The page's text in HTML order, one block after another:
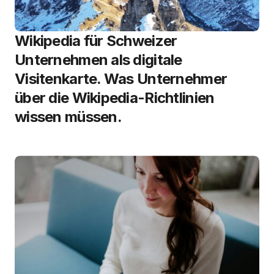
Wikipedia für Schweizer
Unternehmen als digitale
Visitenkarte. Was Unternehmer
über die Wikipedia-Richtlinien
wissen müssen.